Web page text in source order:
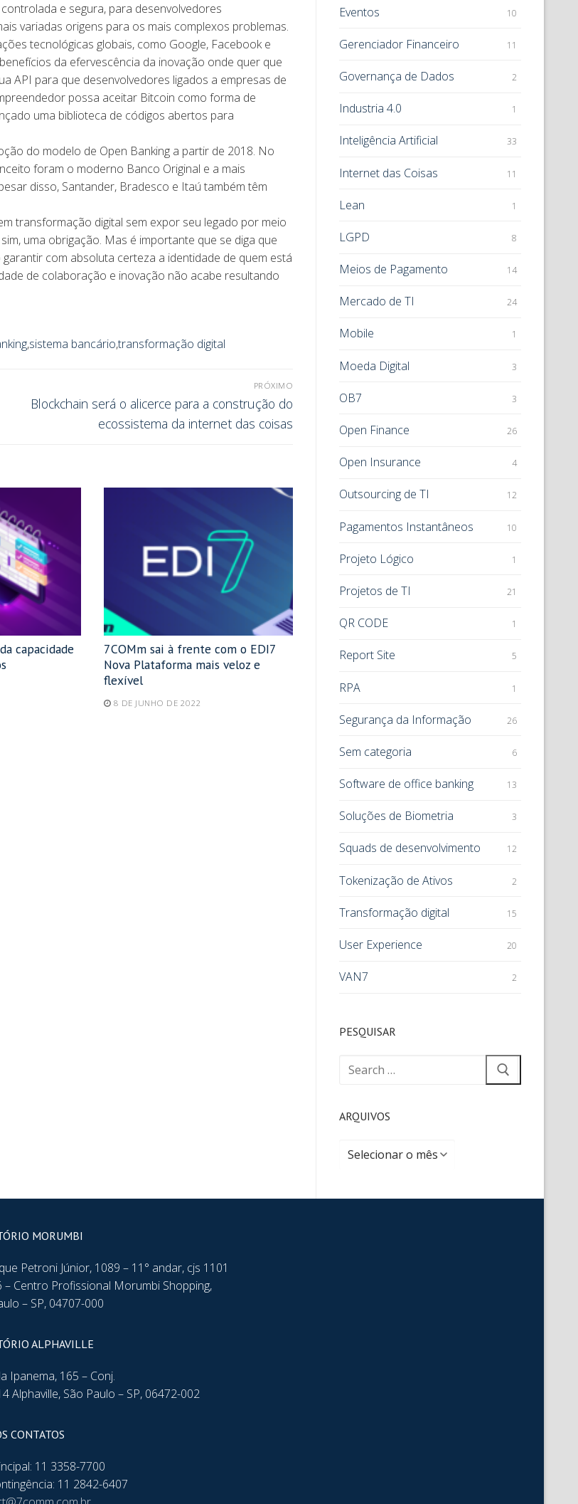
e segura, para desenvolvedores
variadas origens para os mais complexos problemas.
tecnológicas globais, como Google, Facebook e
da efervescência da inovação onde quer que
API para que desenvolvedores ligados a empresas de
possa aceitar Bitcoin como forma de
uma biblioteca de códigos abertos para
do modelo de Open Banking a partir de 2018. No
foram o moderno Banco Original e a mais
disso, Santander, Bradesco e Itaú também têm
transformação digital sem expor seu legado por meio
uma obrigação. Mas é importante que se diga que
com absoluta certeza a identidade de quem está
de colaboração e inovação não acabe resultando
,sistema bancário,transformação digital
PRÓXIMO
Blockchain será o alicerce para a construção do
ecossistema da internet das coisas
capacidade
7COMm sai à frente com o EDI7
Nova Plataforma mais veloz e
flexível
8 DE JUNHO DE 2022
Eventos 10
Gerenciador Financeiro 11
Governança de Dados 2
Industria 4.0 1
Inteligência Artificial 33
Internet das Coisas 11
Lean 1
LGPD 8
Meios de Pagamento 14
Mercado de TI 24
Mobile 1
Moeda Digital 3
OB7 3
Open Finance 26
Open Insurance 4
Outsourcing de TI 12
Pagamentos Instantâneos 10
Projeto Lógico 1
Projetos de TI 21
QR CODE 1
Report Site 5
RPA 1
Segurança da Informação 26
Sem categoria 6
Software de office banking 13
Soluções de Biometria 3
Squads de desenvolvimento 12
Tokenização de Ativos 2
Transformação digital 15
User Experience 20
VAN7 2
PESQUISAR
ARQUIVOS
MORUMBI
Petroni Júnior, 1089 – 11° andar, cjs 1101
– Centro Profissional Morumbi Shopping,
– SP, 04707-000
ALPHAVILLE
Ipanema, 165 – Conj.
Alphaville, São Paulo – SP, 06472-002
CONTATOS
11 3358-7700
11 2842-6407